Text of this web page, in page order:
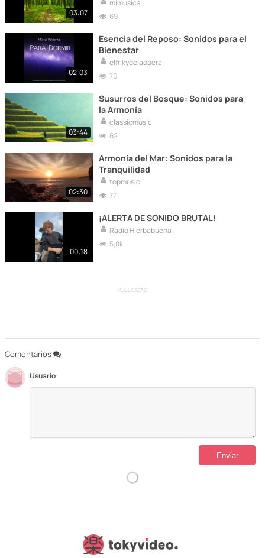
Comentarios
Usuario
03:07
mimusica
69
02:03
Esencia del Reposo: Sonidos para el
Bienestar
elfrikydelaopera
70
03:44
Susurros del Bosque: Sonidos para
la Armonía
classicmusic
62
02:30
Armonía del Mar: Sonidos para la
Tranquilidad
topmusic
77
00:18
¡ALERTA DE SONIDO BRUTAL!
Radio Hierbabuena
5,8k
PUBLICIDAD